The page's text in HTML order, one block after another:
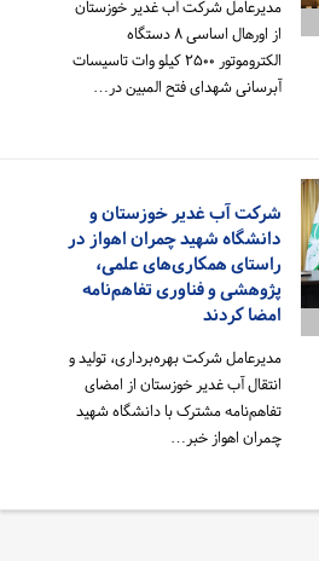
مدیرعامل شرکت آب غدیر خوزستان
از اورهال اساسی ۸ دستگاه
الکتروموتور ۲۵۰۰ کیلو وات تاسیسات
آبرسانی شهدای فتح المبین در…
شرکت آب غدیر خوزستان و
دانشگاه شهید چمران اهواز در
راستای همکاری‌های علمی،
پژوهشی و فناوری تفاهم‌نامه
امضا کردند
مدیرعامل شرکت بهره‌برداری، تولید و
انتقال آب غدیر خوزستان از امضای
تفاهم‌نامه مشترک با دانشگاه شهید
چمران اهواز خبر…